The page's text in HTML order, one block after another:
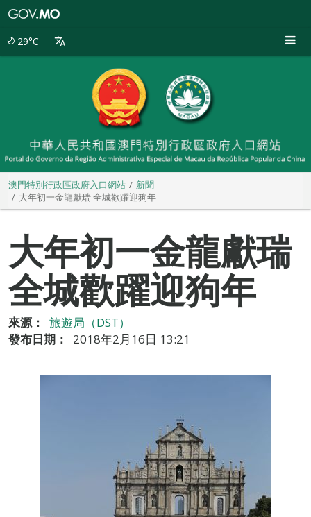
29°C
澳門特別行政區政府入口網站
新聞
大年初一金龍獻瑞 全城歡躍迎狗年
大年初一金龍獻瑞
全城歡躍迎狗年
來源：
旅遊局（DST）
發布日期：
2018年2月16日 13:21